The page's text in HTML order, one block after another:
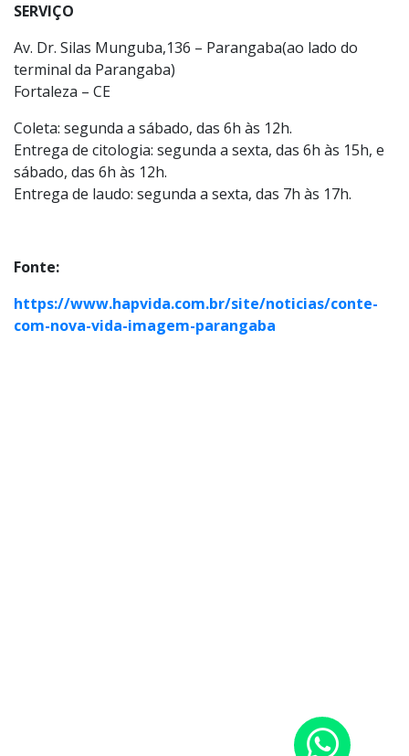
SERVIÇO
Av. Dr. Silas Munguba,136 – Parangaba(ao lado do
terminal da Parangaba)
Fortaleza – CE
Coleta: segunda a sábado, das 6h às 12h.
Entrega de citologia: segunda a sexta, das 6h às 15h, e
sábado, das 6h às 12h.
Entrega de laudo: segunda a sexta, das 7h às 17h.
Fonte:
https://www.hapvida.com.br/site/noticias/conte-
com-nova-vida-imagem-parangaba